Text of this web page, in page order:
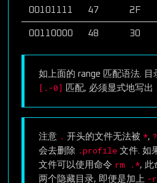
00101111 47 2F
00110000 48 30
如上面的 range 匹配语法. 目
[.-0] 匹配, 必须显式地写出
注意 . 开头的文件无法被 *, ?
会去删除 .profile 文件. 如
文件可以使用命令 rm .*, 此
两个隐藏目录, 即便是加上 -r